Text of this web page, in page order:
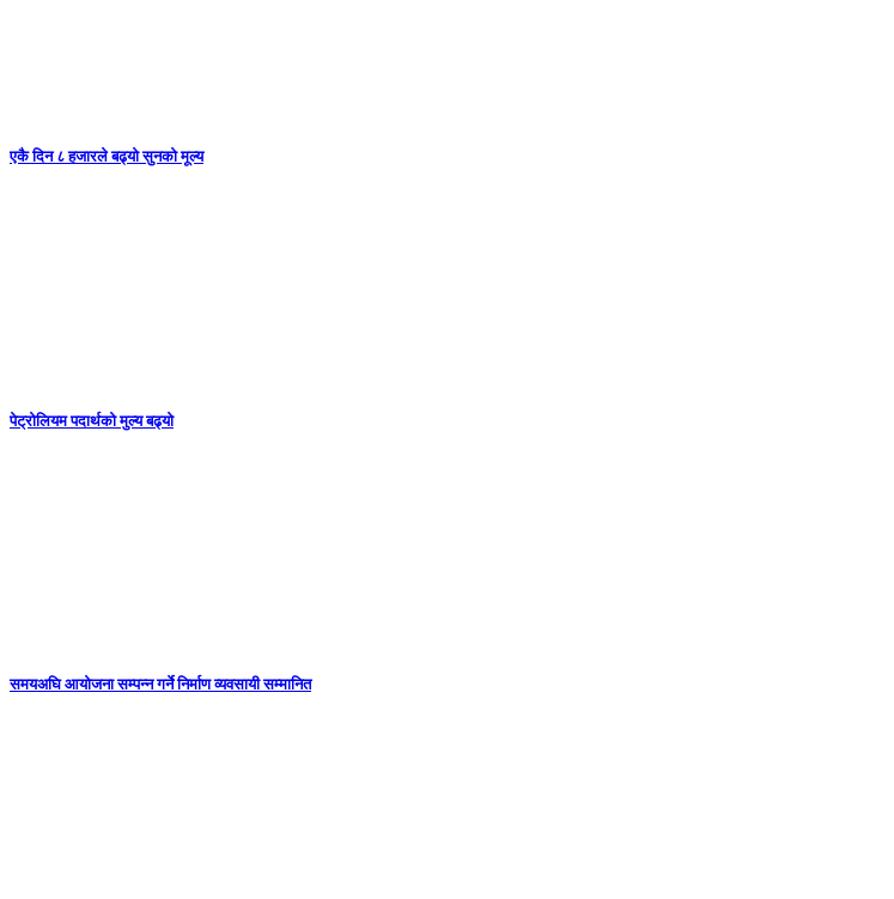
एकै दिन ८ हजारले बढ्यो सुनको मूल्य
पेट्रोलियम पदार्थको मुल्य बढ्याे
समयअघि आयोजना सम्पन्न गर्ने निर्माण व्यवसायी सम्मानित